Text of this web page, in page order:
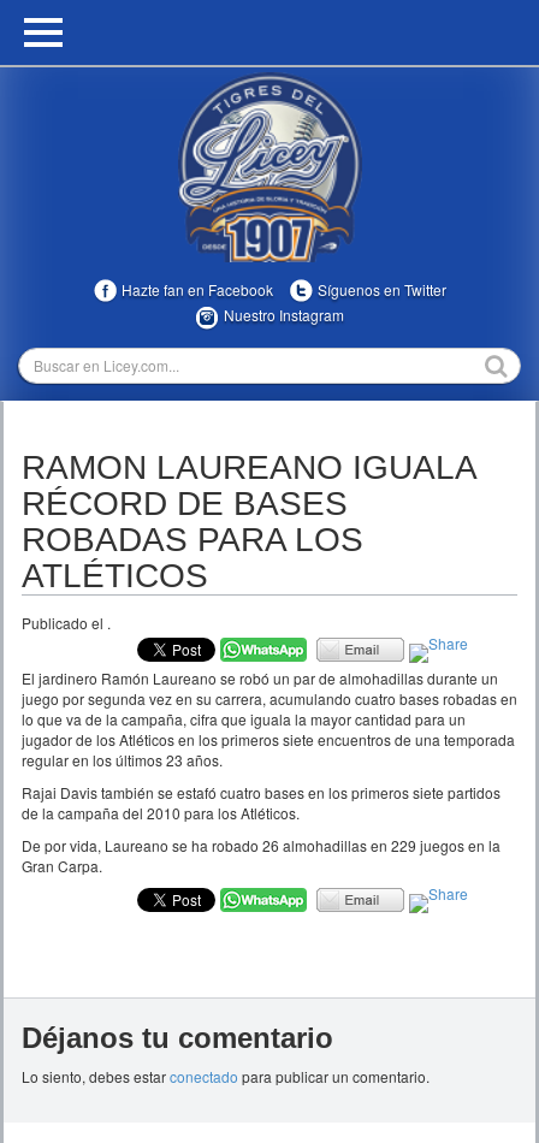
HOME
MULTIMEDIA
TEMPORADAS
Hazte fan en Facebook
Síguenos en Twitter
Nuestro Instagram
RAMON LAUREANO IGUALA
RÉCORD DE BASES
ROBADAS PARA LOS
ATLÉTICOS
Publicado el .
El jardinero Ramón Laureano se robó un par de almohadillas durante un
juego por segunda vez en su carrera, acumulando cuatro bases robadas en
lo que va de la campaña, cifra que iguala la mayor cantidad para un
jugador de los Atléticos en los primeros siete encuentros de una temporada
regular en los últimos 23 años.
Rajai Davis también se estafó cuatro bases en los primeros siete partidos
de la campaña del 2010 para los Atléticos.
De por vida, Laureano se ha robado 26 almohadillas en 229 juegos en la
Gran Carpa.
Déjanos tu comentario
Lo siento, debes estarconectado para publicar un comentario.